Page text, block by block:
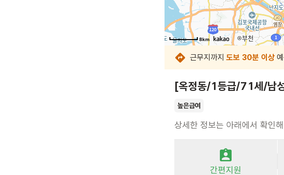
8km
8km
8km
8km
8km
8km
8km
8km
근무지까지 도보 30분 이상
[옥정동/1등급/71세/남
높은급여
상세한 정보는 아래에서 확인
간편지원